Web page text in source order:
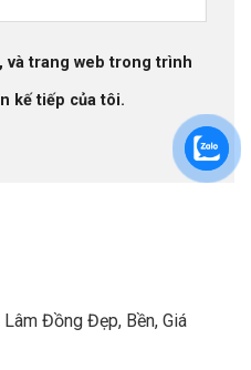
và trang web trong trình
kế tiếp của tôi.
Đồng Đẹp, Bền, Giá